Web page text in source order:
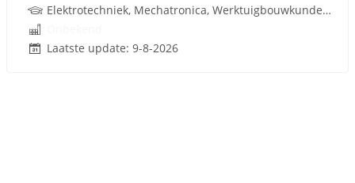
Elektrotechniek, Mechatronica, Werktuigbouwkunde, Pneumatiek
Laatste update: 9-8-2026